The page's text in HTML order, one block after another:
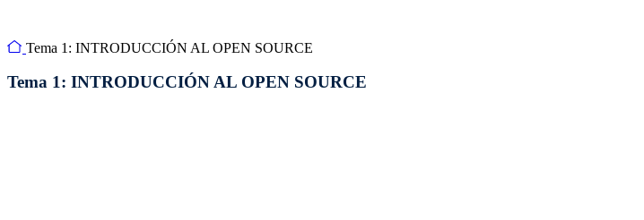
Tema 1: INTRODUCCIÓN AL OPEN SOURCE
Tema 1: INTRODUCCIÓN AL OPEN SOURCE